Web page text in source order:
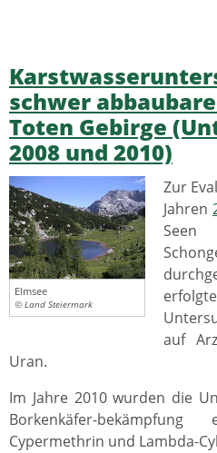
schwer
Toten Gebirge
2008 und 2010)
Elmsee
© Land Steiermark
Zur
Jahren
auf
Uran.
Im Jahre 2010 wurden die
Borkenkäfer-bekämpfung
Cypermethrin und Lambda-